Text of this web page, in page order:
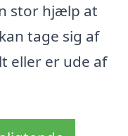
stor hjælp at
tage sig af
eller er ude af